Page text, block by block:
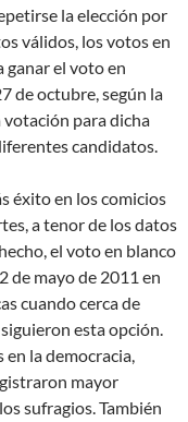
la elección por
válidos, los votos en
ganar el voto en
de octubre, según la
votación para dicha
candidatos.
éxito en los comicios
a tenor de los datos
el voto en blanco
de mayo de 2011 en
cuando cerca de
esta opción.
en la democracia,
mayor
sufragios. También